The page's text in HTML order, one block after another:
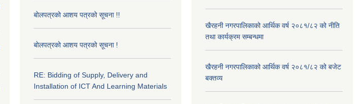
बोलपत्रको आशय पत्रको सूचना !!
बोलपत्रको आशय पत्रको सूचना !
RE: Bidding of Supply, Delivery and
Installation of ICT And Learning Materials
खैरहनी नगरपालिकाको आर्थिक वर्ष २०८१/८२ को नीति
तथा कार्यक्रम सम्बन्धमा
खैरहनी नगरपालिकाको आर्थिक वर्ष २०८१/८२ को बजेट
बक्तव्य